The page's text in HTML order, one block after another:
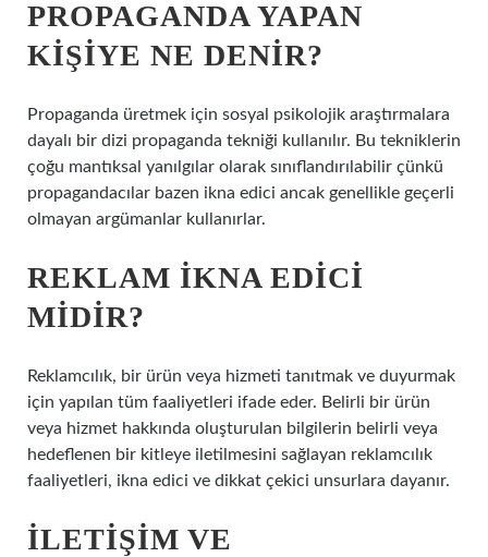
PROPAGANDA YAPAN
KIŞIYE NE DENIR?
Propaganda üretmek için sosyal psikolojik araştırmalara
dayalı bir dizi propaganda tekniği kullanılır. Bu tekniklerin
çoğu mantıksal yanılgılar olarak sınıflandırılabilir çünkü
propagandacılar bazen ikna edici ancak genellikle geçerli
olmayan argümanlar kullanırlar.
REKLAM IKNA EDICI
MIDIR?
Reklamcılık, bir ürün veya hizmeti tanıtmak ve duyurmak
için yapılan tüm faaliyetleri ifade eder. Belirli bir ürün
veya hizmet hakkında oluşturulan bilgilerin belirli veya
hedeflenen bir kitleye iletilmesini sağlayan reklamcılık
faaliyetleri, ikna edici ve dikkat çekici unsurlara dayanır.
İLETIŞIM VE